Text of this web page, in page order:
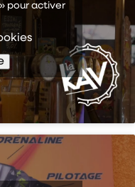
pour activer